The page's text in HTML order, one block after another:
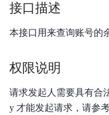
Finance
概述
计费说明
接口描述
本接口用来查询账号的
权限说明
请求发起人需要具有合
y 才能发起请求，请参